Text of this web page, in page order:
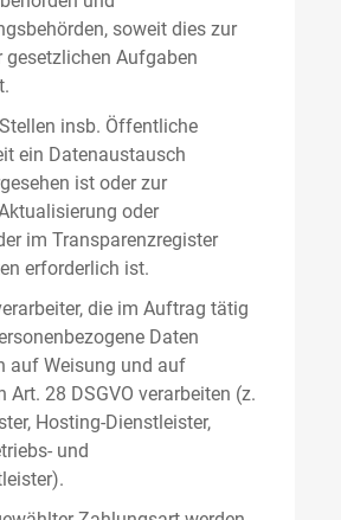
soweit dies zur
gesetzlichen Aufgaben
insb. Öffentliche
ein Datenaustausch
ist oder zur
oder
im Transparenzregister
erforderlich ist.
die im Auftrag tätig
Daten
auf Weisung und auf
Art. 28 DSGVO verarbeiten (z.
Hosting-Dienstleister,
und